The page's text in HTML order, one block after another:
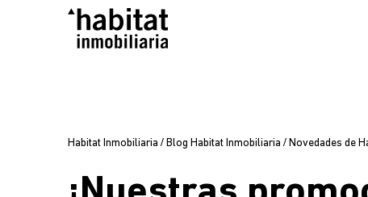
Habitat Inmobiliaria / Blog Habitat Inmobiliaria / Novedades de